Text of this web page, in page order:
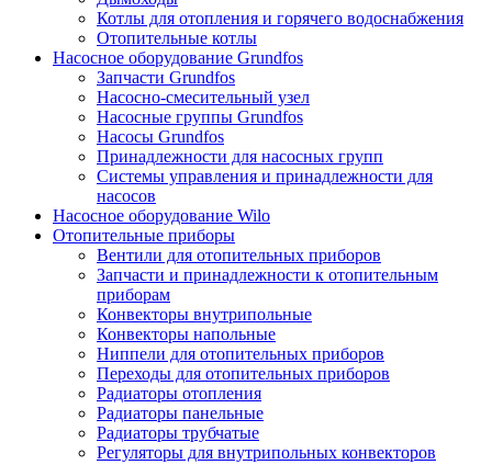
Котлы для отопления и горячего водоснабжения
Отопительные котлы
Насосное оборудование Grundfos
Запчасти Grundfos
Насосно-смесительный узел
Насосные группы Grundfos
Насосы Grundfos
Принадлежности для насосных групп
Системы управления и принадлежности для
насосов
Насосное оборудование Wilo
Отопительные приборы
Вентили для отопительных приборов
Запчасти и принадлежности к отопительным
приборам
Конвекторы внутрипольные
Конвекторы напольные
Ниппели для отопительных приборов
Переходы для отопительных приборов
Радиаторы отопления
Радиаторы панельные
Радиаторы трубчатые
Регуляторы для внутрипольных конвекторов